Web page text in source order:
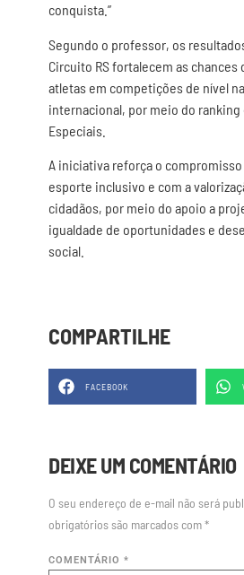
conquista.”
Segundo o professor, os
Circuito RS fortalecem as
atletas em competições de nível
internacional, por meio do ranking
Especiais.
A iniciativa reforça o
esporte inclusivo e com a
cidadãos, por meio do apoio a
igualdade de oportunidades e
social.
COMPARTILHE
FACEBOOK
DEIXE UM COMENTÁRIO
O seu endereço de e-mail não será
obrigatórios são marcados com*
COMENTÁRIO *